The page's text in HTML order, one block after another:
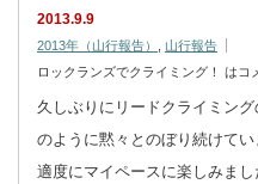
2013.9.9
2013年（山行報告）
山行報告
ロックランズでクライミング！ は コ
久しぶりにリードクライミン
のように黙々とのぼり続けて
適度にマイペースに楽しみま